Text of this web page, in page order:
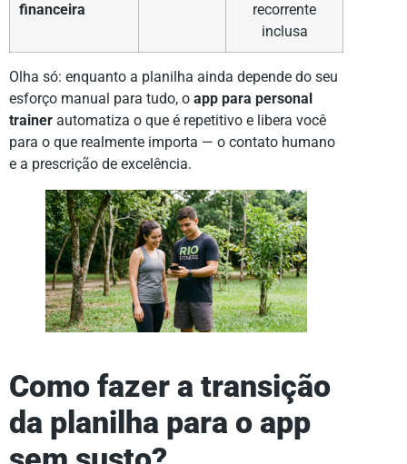
financeira
recorrente
inclusa
Olha só: enquanto a planilha ainda depende do seu
esforço manual para tudo, o app para personal
trainer automatiza o que é repetitivo e libera você
para o que realmente importa — o contato humano
e a prescrição de excelência.
Como fazer a transição
da planilha para o app